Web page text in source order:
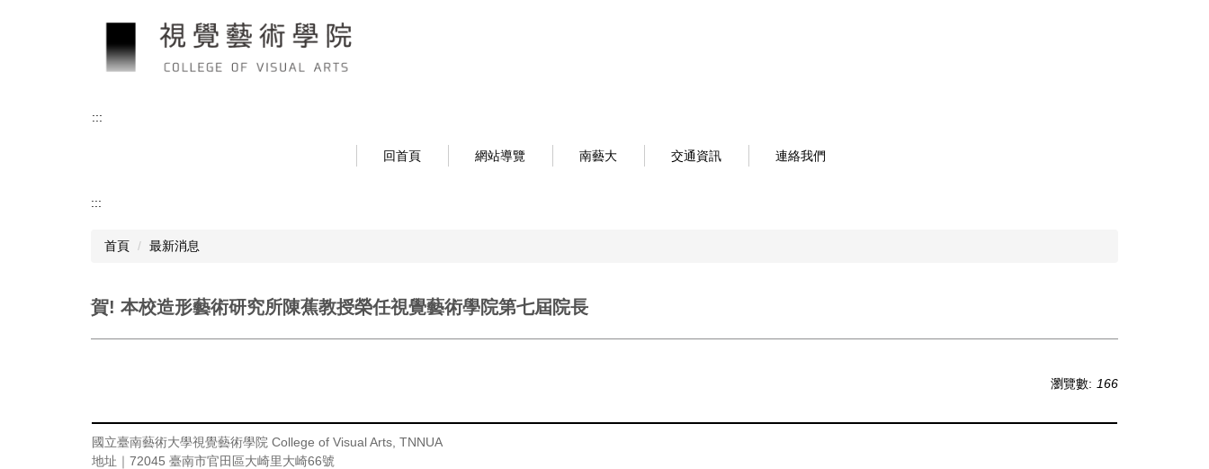
:::
回首頁 網站導覽 南藝大 交通資訊 連絡我們
:::
首頁 最新消息
賀! 本校造形藝術研究所陳蕉教授榮任視覺藝術學院第七屆院長
瀏覽數: 166
國立臺南藝術大學視覺藝術學院 College of Visual Arts, TNNUA
地址｜72045 臺南市官田區大崎里大崎66號